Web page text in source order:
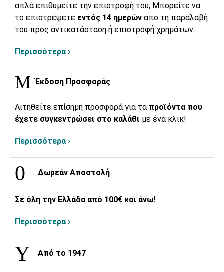
απλά επιθυμείτε την επιστροφή του; Μπορείτε να
το επιστρέψετε εντός 14 ημερών από τη παραλαβή
του προς αντικατάσταση ή επιστροφή χρημάτων.
Περισσότερα ›
Έκδοση Προσφοράς
Αιτηθείτε επίσημη προσφορά για τα προϊόντα που
έχετε συγκεντρώσει στο καλάθι με ένα κλικ!
Περισσότερα ›
Δωρεάν Αποστολή
Σε όλη την Ελλάδα από 100€ και άνω!
Περισσότερα ›
Από το 1947